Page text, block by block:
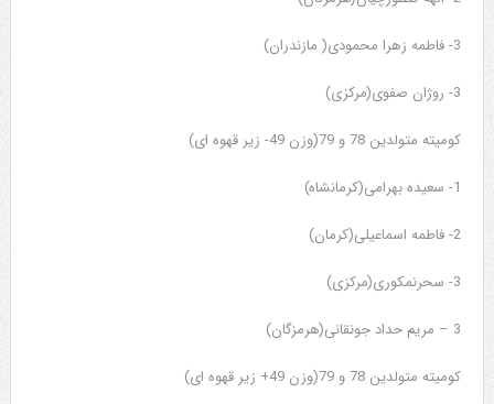
3- فاطمه زهرا محمودی( مازندران)
3- روژان صفوی(مرکزی)
کومیته متولدین 78 و 79(وزن 49- زیر قهوه ای)
1- سعیده بهرامی(کرمانشاه)
2- فاطمه اسماعیلی(کرمان)
3- سحرنمکوری(مرکزی)
3 – مریم حداد جونقانی(هرمزگان)
کومیته متولدین 78 و 79(وزن 49+ زیر قهوه ای)